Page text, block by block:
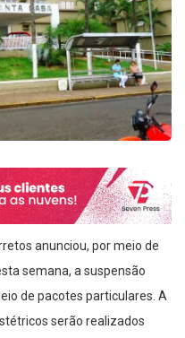
anunciou, por meio de
semana, a suspensão
de pacotes particulares. A
serão realizados